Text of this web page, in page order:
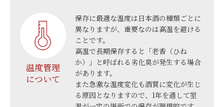
温度管理
について
保存に最適な温度は日本酒の種類ごとに
異なりますが、重要なのは高温を避ける
ことです。
高温で長期保存すると「老香（ひね
か）」と呼ばれる劣化臭が発生する場合
があります。
また急激な温度変化も酒質に変化が生じ
る原因となりますので、1年を通して室